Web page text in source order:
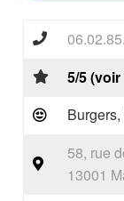
5/5
58, rue
13001